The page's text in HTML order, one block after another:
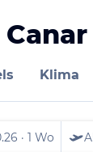
Canar
Klima